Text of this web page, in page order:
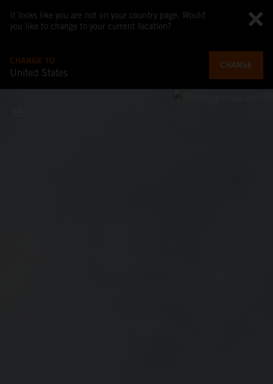
It looks like you are not on your country page. Would
you like to change to your current location?
CHANGE TO
United States
CHANGE